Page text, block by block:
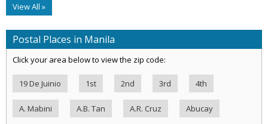
View All »
Postal Places in Manila
Click your area below to view the zip code:
19 De Juinio 1st 2nd 3rd 4th
A. Mabini A.B. Tan A.R. Cruz Abucay